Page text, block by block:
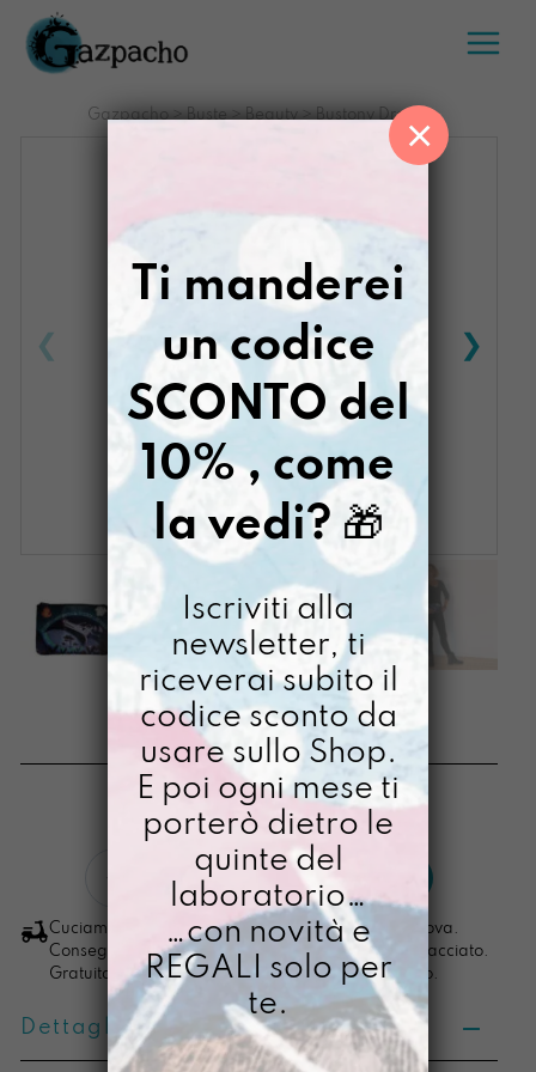
Salta
contenuto
Gazpacho > Buste > Beauty > Bustony Draghi
BUSTONY DRAGHI
€ 24,00
[ Beauty Beauty: 21,5 x15x1,5 cm ]
quantità
LO VOGLIO
Cuciamo ogni ordine nel nostro laboratorio di Padova.
Consegna in 4/5 giorni lavorativi, pacco sempre tracciato.
Gratuita per ordini di importo superiore ai 100 euro.
Dettagli prodotto
Ti manderei
un codice
SCONTO del
10% , come
la vedi? 🎁
Iscriviti alla
newsletter, ti
riceverai subito il
codice sconto da
usare sullo Shop.
E poi ogni mese ti
porterò dietro le
quinte del
laboratorio…
…con novità e
REGALI solo per
te.
×